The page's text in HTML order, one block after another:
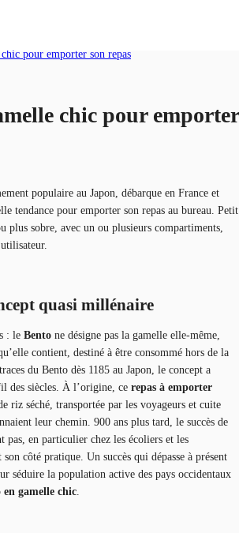
pour emporter son repas
chic pour emporter
populaire au Japon, débarque en France et
tendance pour emporter son repas au bureau. Petit
plus sobre, avec un ou plusieurs compartiments,
quasi millénaire
: le Bento ne désigne pas la gamelle elle-même,
contient, destiné à être consommé hors de la
du Bento dès 1185 au Japon, le concept a
des siècles. À l’origine, ce repas à emporter
riz séché, transportée par les voyageurs et cuite
leur chemin. 900 ans plus tard, le succès de
pas, en particulier chez les écoliers et les
côté pratique. Un succès qui dépasse à présent
séduire la population active des pays occidentaux
en gamelle chic.